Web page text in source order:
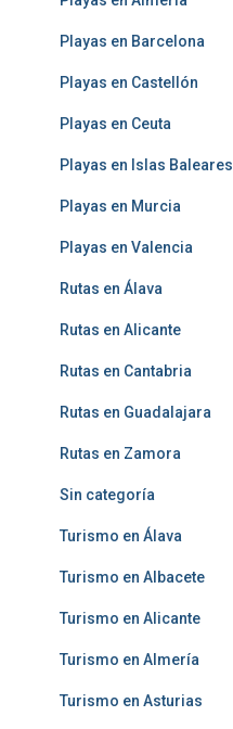
Playas en Barcelona
Playas en Castellón
Playas en Ceuta
Playas en Islas Baleares
Playas en Murcia
Playas en Valencia
Rutas en Álava
Rutas en Alicante
Rutas en Cantabria
Rutas en Guadalajara
Rutas en Zamora
Sin categoría
Turismo en Álava
Turismo en Albacete
Turismo en Alicante
Turismo en Almería
Turismo en Asturias